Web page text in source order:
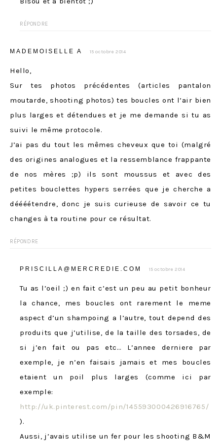
RÉPONDRE
MADEMOISELLE A 15 octobre 2014
Hello,
Sur tes photos précédentes (articles pantalon
moutarde, shooting photos) tes boucles ont l’air bien
plus larges et détendues et je me demande si tu as
suivi le même protocole.
J’ai pas du tout les mêmes cheveux que toi (malgré
des origines analogues et la ressemblance frappante
de nos mères ;p) ils sont moussus et avec des
petites bouclettes hypers serrées que je cherche a
déééétendre, donc je suis curieuse de savoir ce tu
changes à ta routine pour ce résultat.
RÉPONDRE
PRISCILLA@MERCREDIE.COM 15 octobre 2014
Tu as l’oeil ;) en fait c’est un peu au petit bonheur
la chance, mes boucles ont rarement le meme
aspect d’un shampoing a l’autre, tout depend des
produits que j’utilise, de la taille des torsades, de
si j’en fait ou pas etc… L’annee derniere par
exemple, je n’en faisais jamais et mes boucles
etaient un poil plus larges (comme ici par
exemple:
http://uk.pinterest.com/pin/145593000426916765/
).
Aussi, j’avais utilise un fer pour les shooting B&M